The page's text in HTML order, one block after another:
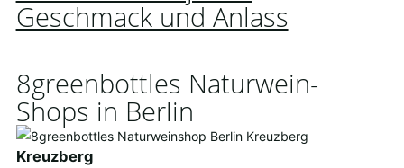
Geschmack und Anlass
8greenbottles Naturwein-
Shops in Berlin
Kreuzberg